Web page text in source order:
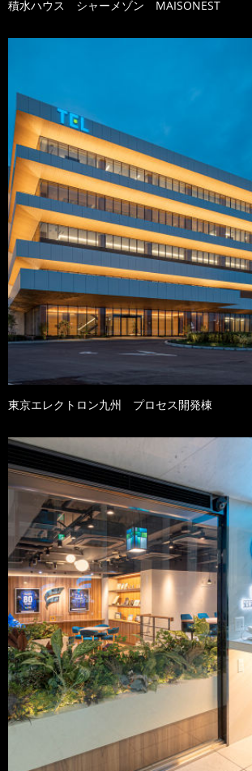
積水ハウス シャーメゾン MAISONEST
東京エレクトロン九州 プロセス開発棟